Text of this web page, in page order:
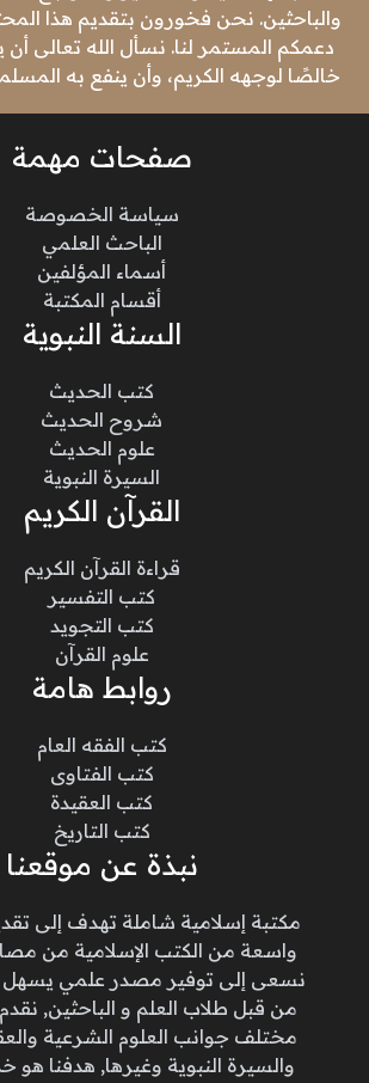
والباحثين. نحن فخورون بتقديم هذا
دعمكم المستمر لنا. نسأل الله تعالى
خالصًا لوجهه الكريم، وأن ينفع به
صفحات مهمة
سياسة الخصوصة
الباحث العلمي
أسماء المؤلفين
أقسام المكتبة
السنة النبوية
كتب الحديث
شروح الحديث
علوم الحديث
السيرة النبوية
القرآن الكريم
قراءة القرآن الكريم
كتب التفسير
كتب التجويد
علوم القرآن
روابط هامة
كتب الفقه العام
كتب الفتاوى
كتب العقيدة
كتب التاريخ
نبذة عن موقعنا
مكتبة إسلامية شاملة تهدف إلى
واسعة من الكتب الإسلامية من
نسعى إلى توفير مصدر علمي يسهل
من قبل طلاب العلم و الباحثين,
مختلف جوانب العلوم الشرعية
والسيرة النبوية وغيرها, هدفنا هو